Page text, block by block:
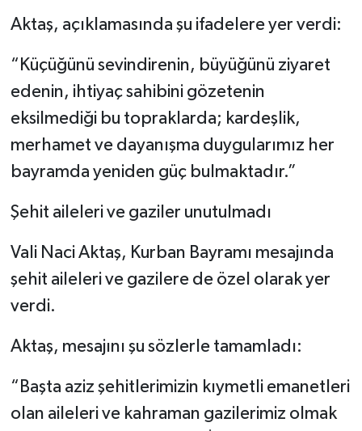
Aktaş, açıklamasında şu ifadelere yer verdi:
“Küçüğünü sevindirenin, büyüğünü ziyaret
edenin, ihtiyaç sahibini gözetenin
eksilmediği bu topraklarda; kardeşlik,
merhamet ve dayanışma duygularımız her
bayramda yeniden güç bulmaktadır.”
Şehit aileleri ve gaziler unutulmadı
Vali Naci Aktaş, Kurban Bayramı mesajında
şehit aileleri ve gazilere de özel olarak yer
verdi.
Aktaş, mesajını şu sözlerle tamamladı:
“Başta aziz şehitlerimizin kıymetli emanetleri
olan aileleri ve kahraman gazilerimiz olmak